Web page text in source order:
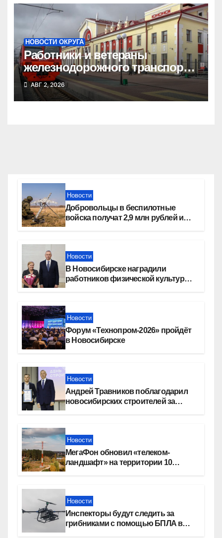
НОВОСТИ ОКРУГА
Работники и ветераны
железнодорожного транспорта
Татарского округа принимают
поздравления
АВГ 2, 2026
Новости
Добровольцы в беспилотные
войска получат 2,9 млн рублей и
Новости
В Новосибирске наградили
работников физической культуры
Новости
Форум «Технопром-2026» пройдёт
в Новосибирске
Новости
Андрей Травников поблагодарил
новосибирских строителей за
Новости
МегаФон обновил «телеком-
ландшафт» на территории 10
Новости
Инспекторы будут следить за
грибниками с помощью БПЛА в